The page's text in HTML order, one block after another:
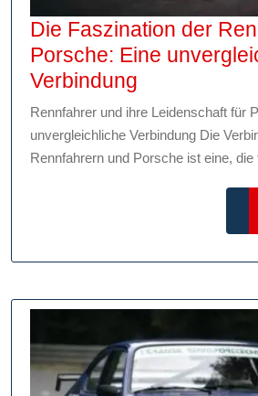
Die Faszination der
Porsche: Eine
Verbindung
Faszination
der
Rennfahrer
Rennfahrer und ihre Leidenschaft für
unvergleichliche Verbindung Die
Rennfahrern und Porsche ist eine, die